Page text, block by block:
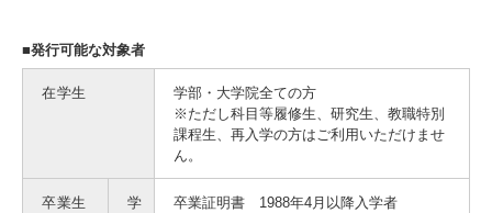
■発行可能な対象者
在学生
学部・大学院全ての方
※ただし科目等履修生、研究生、教職特別
課程生、再入学の方はご利用いただけませ
ん。
卒業生
学
卒業証明書 1988年4月以降入学者